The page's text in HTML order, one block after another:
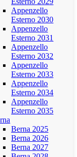
Appenzello
Esterno 2030
Appenzello
Esterno 2031
Appenzello
Esterno 2032
Appenzello
Esterno 2033
Appenzello
Esterno 2034
Appenzello
Esterno 2035
Berna 2025
Berna 2026
Berna 2027